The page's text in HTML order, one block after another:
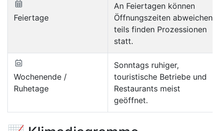
Feiertage
An Feiertagen können
Öffnungszeiten abweichen,
teils finden Prozessionen
statt.
Wochenende /
Ruhetage
Sonntags ruhiger,
touristische Betriebe und
Restaurants meist
geöffnet.